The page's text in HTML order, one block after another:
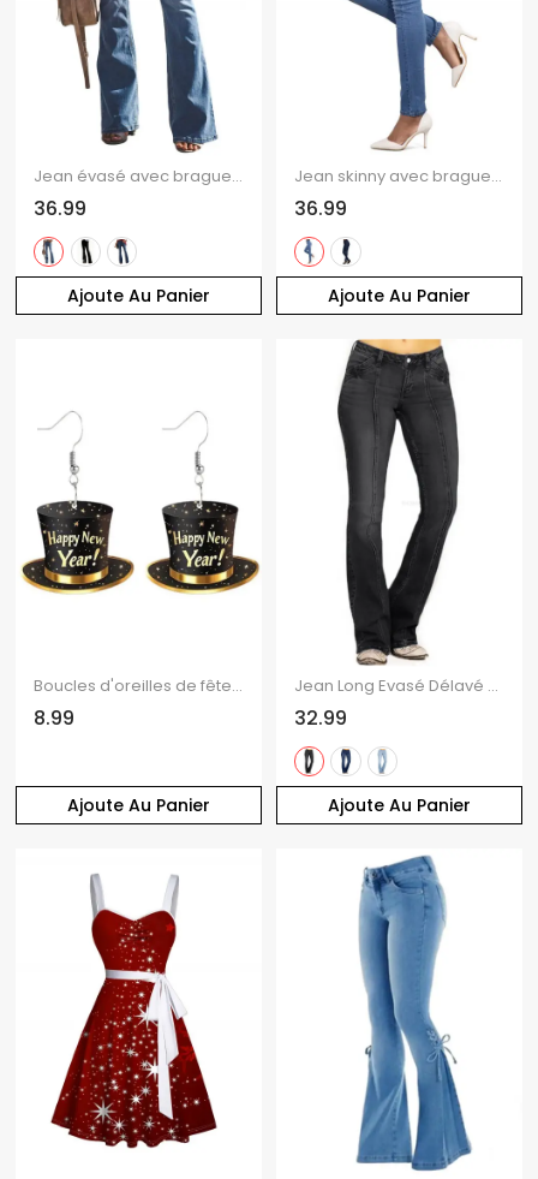
Ajoute Au Panier
Jean évasé avec braguette zippée et poche, taille haute, pantalon long en denim
36.99
Ajoute Au Panier
Jean skinny avec braguette boutonnée et poche, taille haute, pantalon long en denim
36.99
Ajoute Au Panier
Boucles d'oreilles de fête de Noël, chapeau avec boucles d'oreilles en forme d'étoile et de lettre
8.99
Ajoute Au Panier
Jean Long Evasé Délavé Surpiqûres avec Poches en Denim à Braguette Zippée
32.99